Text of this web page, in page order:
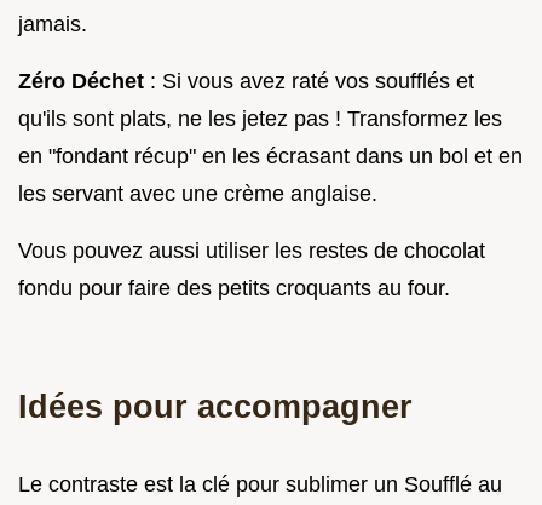
jamais.
Zéro Déchet : Si vous avez raté vos soufflés et
qu'ils sont plats, ne les jetez pas ! Transformez les
en "fondant récup" en les écrasant dans un bol et en
les servant avec une crème anglaise.
Vous pouvez aussi utiliser les restes de chocolat
fondu pour faire des petits croquants au four.
Idées pour accompagner
Le contraste est la clé pour sublimer un Soufflé au